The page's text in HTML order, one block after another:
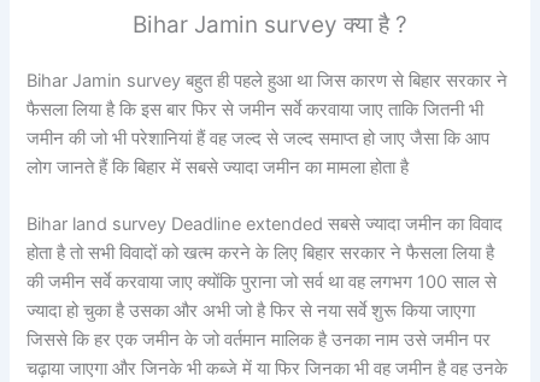
Bihar Jamin survey क्या है ?
Bihar Jamin survey बहुत ही पहले हुआ था जिस कारण से बिहार सरकार ने
फैसला लिया है कि इस बार फिर से जमीन सर्वे करवाया जाए ताकि जितनी भी
जमीन की जो भी परेशानियां हैं वह जल्द से जल्द समाप्त हो जाए जैसा कि आप
लोग जानते हैं कि बिहार में सबसे ज्यादा जमीन का मामला होता है
Bihar land survey Deadline extended सबसे ज्यादा जमीन का विवाद
होता है तो सभी विवादों को खत्म करने के लिए बिहार सरकार ने फैसला लिया है
की जमीन सर्वे करवाया जाए क्योंकि पुराना जो सर्व था वह लगभग 100 साल से
ज्यादा हो चुका है उसका और अभी जो है फिर से नया सर्वे शुरू किया जाएगा
जिससे कि हर एक जमीन के जो वर्तमान मालिक है उनका नाम उसे जमीन पर
चढ़ाया जाएगा और जिनके भी कब्जे में या फिर जिनका भी वह जमीन है वह उनके